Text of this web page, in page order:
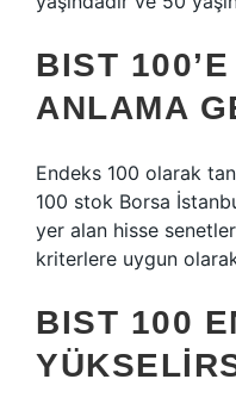
BIST
ANLAMA
Endeks 100 olarak
100 stok Borsa
yer alan hisse
kriterlere uygun
BIST 100